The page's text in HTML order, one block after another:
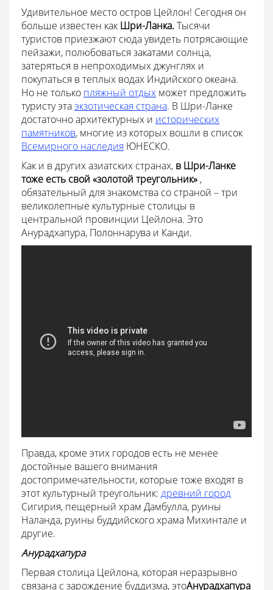
Удивительное место остров Цейлон! Сегодня он
больше известен как Шри-Ланка.Тысячи
туристов приезжают сюда увидеть потрясающие
пейзажи, полюбоваться закатами солнца,
затеряться в непроходимых джунглях и
покупаться в теплых водах Индийского океана.
Но не только пляжный отдых может предложить
туристу этаэкзотическая страна. В Шри-Ланке
достаточно архитектурных и исторических
памятников, многие из которых вошли в список
Всемирного наследия ЮНЕСКО.
Как и в других азиатских странах, в Шри-Ланке
тоже есть свой «золотой треугольник» ,
обязательный для знакомства со страной – три
великолепные культурные столицы в
центральной провинции Цейлона. Это
Анурадхапура, Полоннарува и Канди.
Правда, кроме этих городов есть не менее
достойные вашего внимания
достопримечательности, которые тоже входят в
этот культурный треугольник: древний город
Сигирия, пещерный храм Дамбулла, руины
Наланда, руины буддийского храма Михинтале и
другие.
Анурадхапура
Первая столица Цейлона, которая неразрывно
связана с зарождение буддизма, этоАнурадхапура